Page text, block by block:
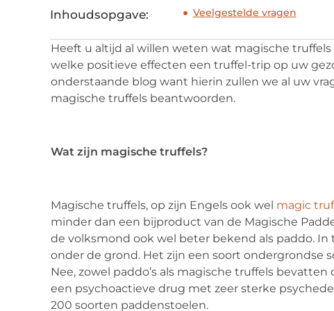
Inhoudsopgave: Veelgestelde vragen
Heeft u altijd al willen weten wat magische
welke positieve effecten een truffel-trip op uw
onderstaande blog want hierin zullen we al uw
magische truffels beantwoorden.
Wat zijn magische truffels?
Magische truffels, op zijn Engels ook wel magic
minder dan een bijproduct van de Magische
de volksmond ook wel beter bekend als paddo.
onder de grond. Het zijn een soort ondergrondse
Nee, zowel paddo’s als magische truffels
een psychoactieve drug met zeer sterke
200 soorten paddenstoelen.